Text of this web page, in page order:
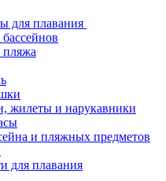
для плавания
пляжа
жилеты и нарукавники
и пляжных предметов
для плавания